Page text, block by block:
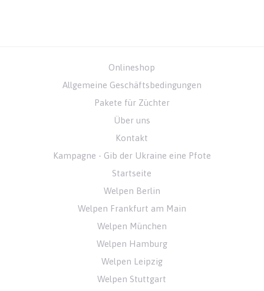
Onlineshop
Allgemeine Geschäftsbedingungen
Pakete für Züchter
Über uns
Kontakt
Kampagne - Gib der Ukraine eine Pfote
Startseite
Welpen Berlin
Welpen Frankfurt am Main
Welpen München
Welpen Hamburg
Welpen Leipzig
Welpen Stuttgart